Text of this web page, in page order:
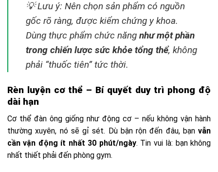
💡Lưu ý: Nên chọn sản phẩm có nguồn
gốc rõ ràng, được kiểm chứng y khoa.
Dùng thực phẩm chức năng như một phần
trong chiến lược sức khỏe tổng thể, không
phải “thuốc tiên” tức thời.
Rèn luyện cơ thể – Bí quyết duy trì phong độ
dài hạn
Cơ thể đàn ông giống như động cơ – nếu không vận hành
thường xuyên, nó sẽ gỉ sét. Dù bận rộn đến đâu, bạn vẫn
cần vận động ít nhất 30 phút/ngày. Tin vui là: bạn không
nhất thiết phải đến phòng gym.